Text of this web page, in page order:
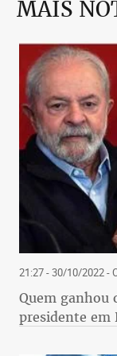
MAIS
21:27 - 30/10/2022-
Quem ganhou
presidente em